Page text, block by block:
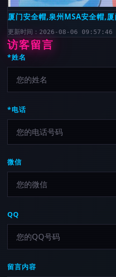
厦门安全帽,泉州MSA安全帽,
更新时间：2026-08-06 09:57:46
访客留言
*姓名
*电话
微信
QQ
留言内容